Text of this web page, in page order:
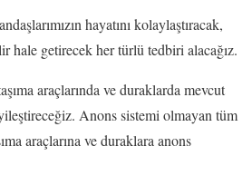
hayatını kolaylaştıracak,
hale getirecek her türlü tedbiri alacağız.
araçlarında ve duraklarda mevcut
Anons sistemi olmayan tüm
araçlarına ve duraklara anons